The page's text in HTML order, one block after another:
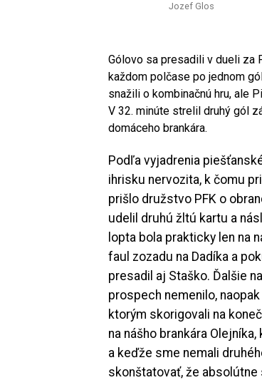
Jozef Glos
Gólovo sa presadili v dueli za
každom polčase po jednom
snažili o kombinačnú hru, ale
V 32. minúte strelil druhý gól
domáceho brankára.
Podľa vyjadrenia
ihrisku nervozita, k čomu
prišlo družstvo PFK o
udelil druhú žltú kartu a
lopta bola prakticky len na
faul zozadu na Dadíka a
presadil aj Staško. Ďalšie
prospech nemenilo,
ktorým skorigovali na
na nášho brankára
a keďže sme nemali
skonštatovať, že